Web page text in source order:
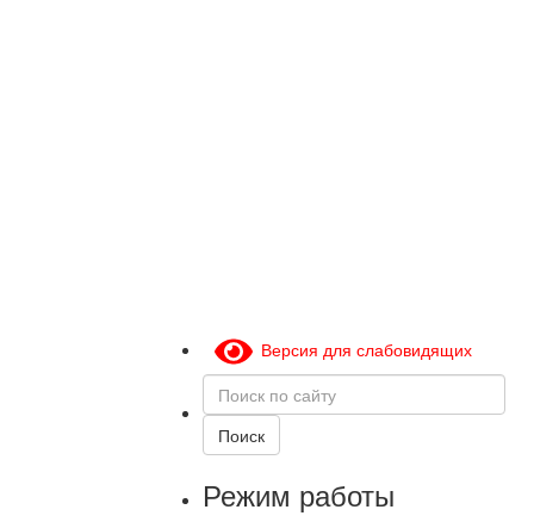
Версия для слабовидящих
Поиск
по
сайту
Поиск
Режим работы